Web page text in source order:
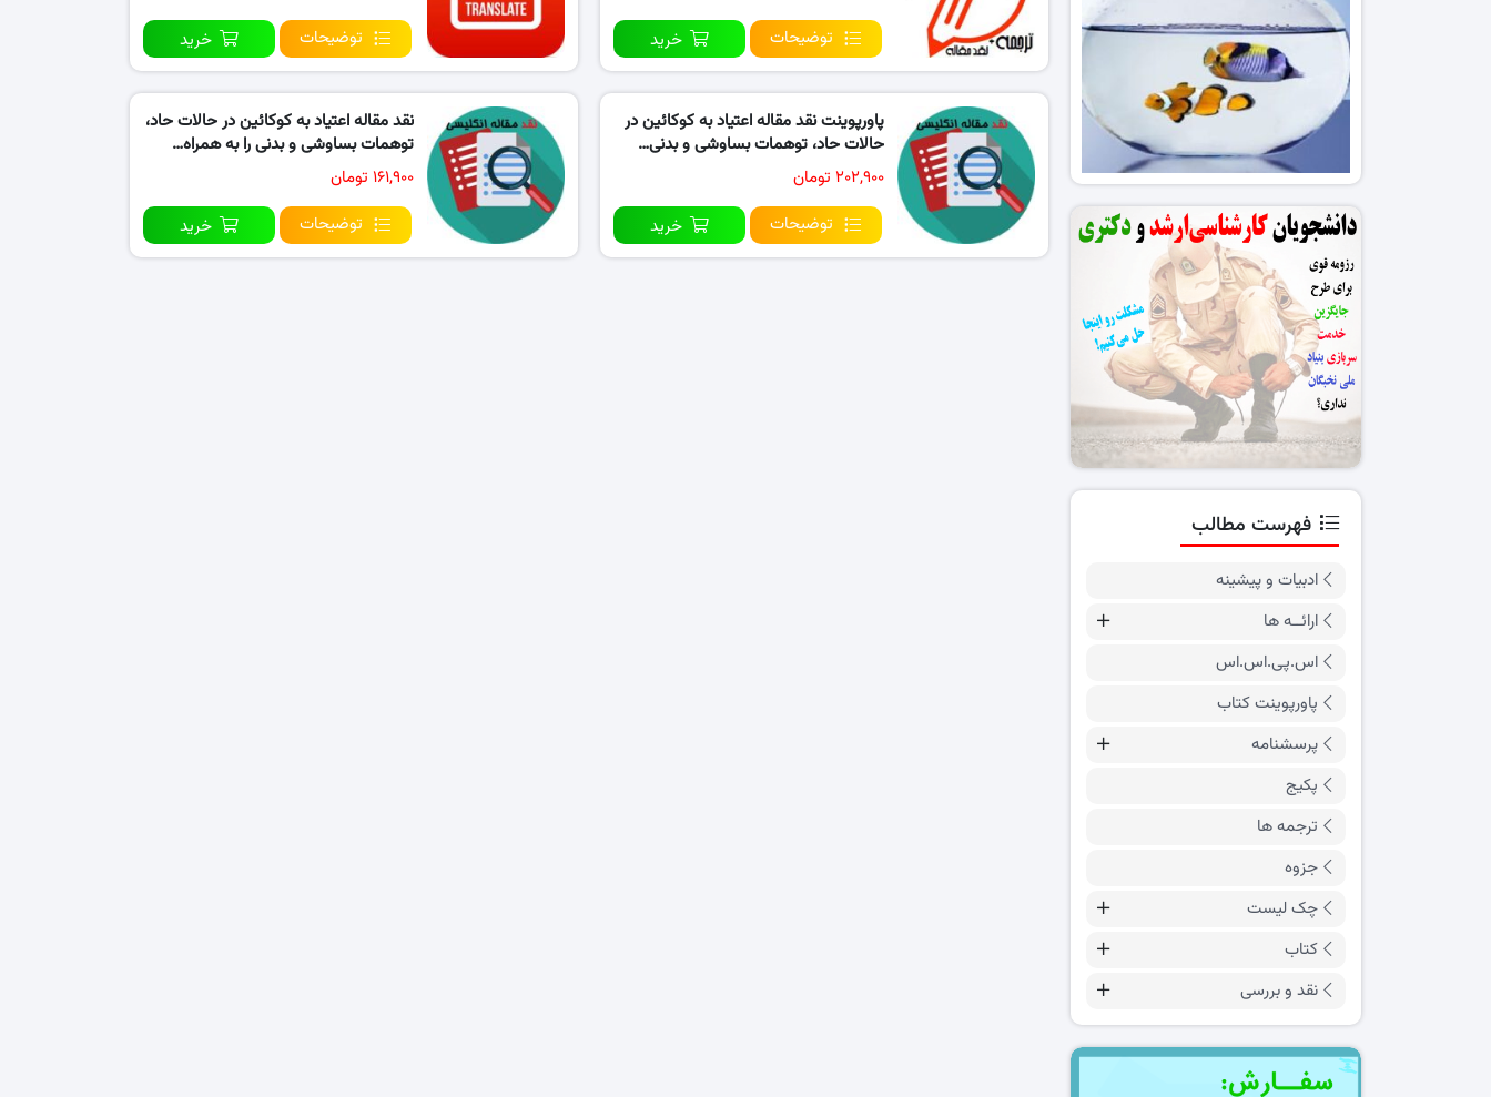
توضیحات
خرید
توضیحات
خرید
پاورپوینت نقد مقاله اعتیاد به کوکائین در
حالات حاد، توهمات بساوشی و بدنی…
۲۰۲,۹۰۰ تومان
توضیحات
خرید
نقد مقاله اعتیاد به کوکائین در حالات حاد،
توهمات بساوشی و بدنی را به همراه…
۱۶۱,۹۰۰ تومان
توضیحات
خرید
فهرست مطالب
ادبیات و پیشینه
ارائــه ها
اس.پی.اس.اس
پاورپوینت کتاب
پرسشنامه
پکیج
ترجمه ها
جزوه
چک لیست
کتاب
نقد و بررسی